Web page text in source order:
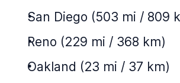
San Diego (503 mi / 809
Reno (229 mi / 368 km)
Oakland (23 mi / 37 km)